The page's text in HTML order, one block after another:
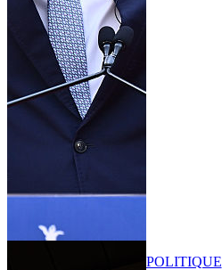
POLITIQUE